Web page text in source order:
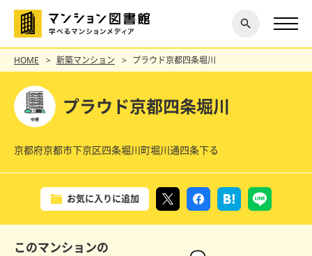
探す
閉じ
る
HOME 新築マンション プラウド京都四条堀川
プラウド京都四条堀川
京都府京都市下京区四条堀川町堀川通四条下る
お気に入りに追加
このマンションの